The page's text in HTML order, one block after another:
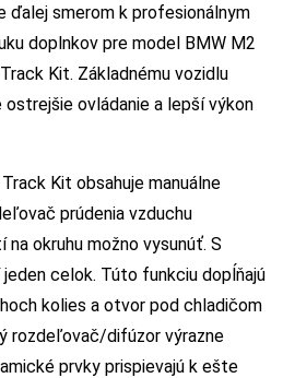
ďalej smerom k profesionálnym
doplnkov pre model BMW M2
Kit. Základnému vozidlu
ovládanie a lepší výkon
Kit obsahuje manuálne
prúdenia vzduchu
okruhu možno vysunúť. S
celok. Túto funkciu dopĺňajú
kolies a otvor pod chladičom
rozdeľovač/difúzor výrazne
prvky prispievajú k ešte